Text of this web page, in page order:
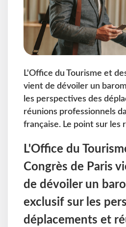
L'Office du Tourisme et
vient de dévoiler un
les perspectives des
réunions professionnels
française. Le point sur les
L'Office du
Congrès de Paris
de dévoiler un
exclusif sur les
déplacements et